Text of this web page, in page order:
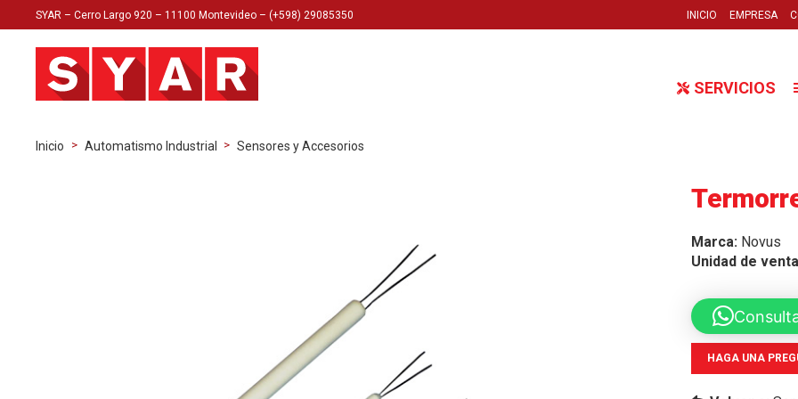
SYAR – Cerro Largo 920 – 11100 Montevideo – (+598) 29085350 INICIO EMPRESA
SERVICIOS
Inicio > Automatismo Industrial > Sensores y Accesorios
Marca: Novus
Unidad de
HAGA UNA